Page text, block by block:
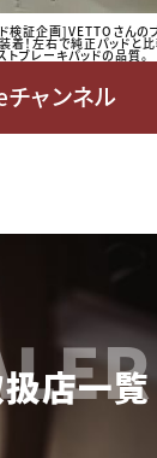
検証企画]VETTOさんの
着！左右で純正パッドと
ブレーキパッドの品質。
ャンネル
店一覧